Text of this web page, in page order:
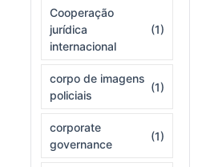
Cooperação
jurídica
internacional
(1)
corpo de imagens
policiais
(1)
corporate
governance
(1)